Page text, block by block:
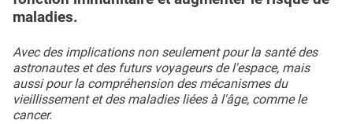
maladies.
Avec des implications non seulement pour la santé des
astronautes et des futurs voyageurs de l'espace, mais
aussi pour la compréhension des mécanismes du
vieillissement et des maladies liées à l'âge, comme le
cancer.